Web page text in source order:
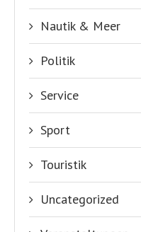
Nautik & Meer
Politik
Service
Sport
Touristik
Uncategorized